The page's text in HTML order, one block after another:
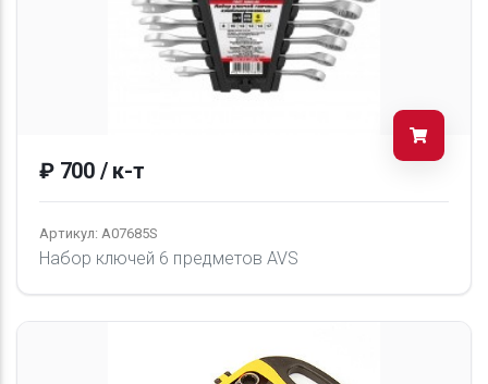
₽ 700 / к-т
Артикул: A07685S
Набор ключей 6 предметов AVS